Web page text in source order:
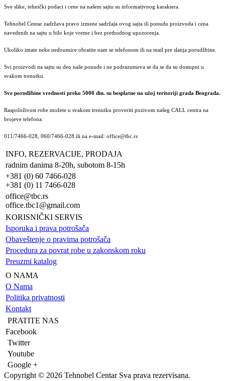
Sve slike, tehnički podaci i cene na našem sajtu su informativnog karaktera.
Tehnobel Centar zadržava pravo izmene sadržaja ovog sajta ili ponudu proizvoda i cena
navedenih na sajtu u bilo koje vreme i bez prethodnog upozorenja.
Ukoliko imate neke nedoumice obratite nam se telefonom ili na mail pre slanja porudžbine.
Svi proizvodi na sajtu su deo naše ponude i ne podrazumeva se da se da su dostupni u
svakom trenutku.
Sve porudžbine vrednosti preko 5000 din. su besplatne na užoj teritoriji grada Beograda.
Raspoloživost robe možete u svakom trenutku proveriti pozivom našeg CALL centra na
brojeve telefona:
011/7466-028, 060/7466-028 ili na e-mail: office@tbc.rs
INFO, REZERVACIJE, PRODAJA
radnim danima 8-20h, subotom 8-15h
+381 (0) 60 7466-028
+381 (0) 11 7466-028
office@tbc.rs
office.tbc1@gmail.com
KORISNIČKI SERVIS
Isporuka i prava potrošača
Obaveštenje o pravima potrošača
Procedura za povrat robe u zakonskom roku
Preuzmi katalog
O NAMA
O Nama
Politika privatnosti
Kontakt
PRATITE NAS
Facebook
Twitter
Youtube
Google +
Copyright © 2026 Tehnobel Centar Sva prava rezervisana.